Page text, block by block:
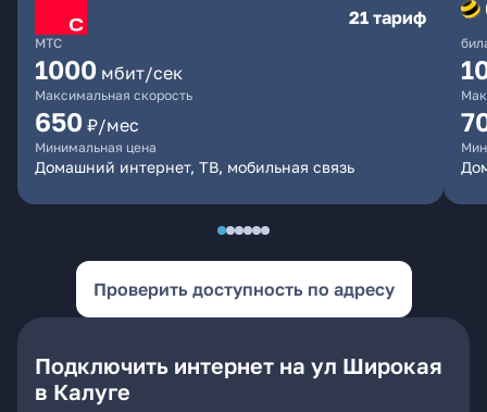
МТС
21 тариф
1000 мбит/сек
Максимальная скорость
650 ₽/мес
Минимальная цена
Домашний интернет, ТВ, мобильная связь
Проверить доступность по адресу
Подключить интернет на ул Широкая
в Калуге